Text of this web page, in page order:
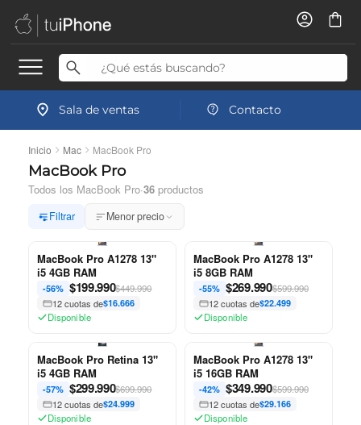
Sala de ventas Contacto
Inicio Mac MacBook Pro
MacBook Pro
Todos los MacBook Pro·36productos
Filtrar Menor precio
MacBook Pro A1278 13"
i5 4GB RAM
-56% $199.990$449.990
12 cuotas de$16.666
Disponible
MacBook Pro A1278 13"
i5 8GB RAM
-55% $269.990$599.990
12 cuotas de$22.499
Disponible
MacBook Pro Retina 13"
i5 4GB RAM
-57% $299.990$699.990
12 cuotas de$24.999
Disponible
MacBook Pro A1278 13"
i5 16GB RAM
-42% $349.990$599.990
12 cuotas de$29.166
Disponible